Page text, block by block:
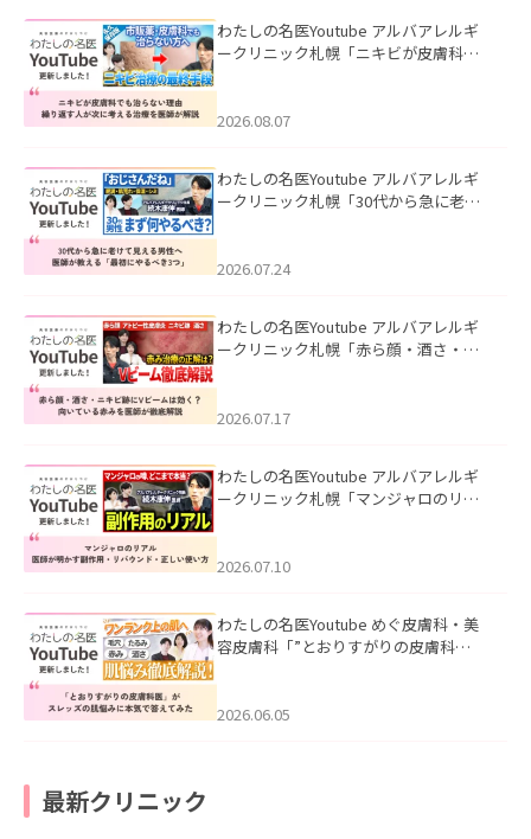
わたしの名医Youtube アルバアレルギ
ークリニック札幌「ニキビが皮膚科で
ました。
2026.08.07
わたしの名医Youtube アルバアレルギ
ークリニック札幌「30代から急に老け
た。
2026.07.24
わたしの名医Youtube アルバアレルギ
ークリニック札幌「赤ら顔・酒さ・ニ
した。
2026.07.17
わたしの名医Youtube アルバアレルギ
ークリニック札幌「マンジャロのリア
た。
2026.07.10
わたしの名医Youtube めぐ皮膚科・美
容皮膚科「”とおりすがりの皮膚科
2026.06.05
最新クリニック